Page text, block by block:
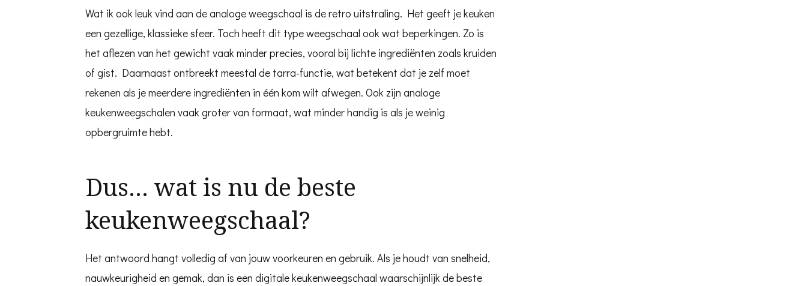
Wat ik ook leuk vind aan de analoge weegschaal is de retro uitstraling. Het geeft je keuken
een gezellige, klassieke sfeer. Toch heeft dit type weegschaal ook wat beperkingen. Zo is
het aflezen van het gewicht vaak minder precies, vooral bij lichte ingrediënten zoals kruiden
of gist. Daarnaast ontbreekt meestal de tarra-functie, wat betekent dat je zelf moet
rekenen als je meerdere ingrediënten in één kom wilt afwegen. Ook zijn analoge
keukenweegschalen vaak groter van formaat, wat minder handig is als je weinig
opbergruimte hebt.
Dus… wat is nu de beste
keukenweegschaal?
Het antwoord hangt volledig af van jouw voorkeuren en gebruik. Als je houdt van snelheid,
nauwkeurigheid en gemak, dan is een digitale keukenweegschaal waarschijnlijk de beste